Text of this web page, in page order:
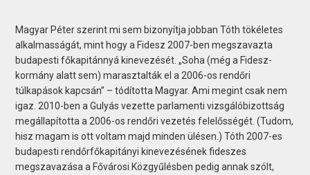
Magyar Péter szerint mi sem bizonyítja jobban Tóth tökéletes
alkalmasságát, mint hogy a Fidesz 2007-ben megszavazta
budapesti főkapitánnyá kinevezését. „Soha (még a Fidesz-
kormány alatt sem) marasztalták el a 2006-os rendőri
túlkapások kapcsán” – tódította Magyar. Ami megint csak nem
igaz. 2010-ben a Gulyás vezette parlamenti vizsgálóbizottság
megállapította a 2006-os rendőri vezetés felelősségét. (Tudom,
hisz magam is ott voltam majd minden ülésen.) Tóth 2007-es
budapesti rendőrfőkapitányi kinevezésének fideszes
megszavazása a Fővárosi Közgyűlésben pedig annak szólt,